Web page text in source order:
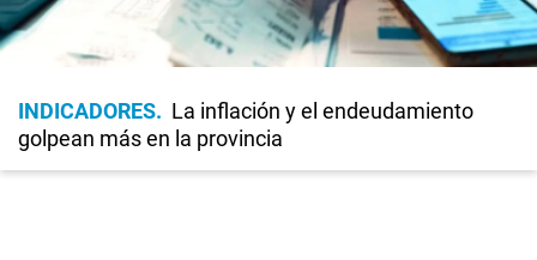
INDICADORES
La inflación y el endeudamiento
golpean más en la provincia